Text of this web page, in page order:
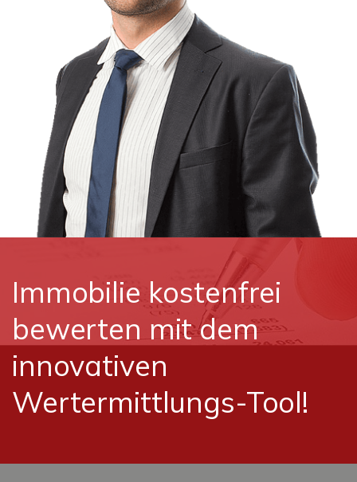
Immobilie kostenfrei
bewerten mit dem
innovativen
Wertermittlungs-Tool!